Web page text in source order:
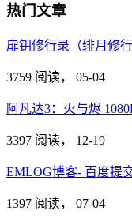
热门文章
扉钥修行录（绯月修
3759 阅读， 05-04
阿凡达3：火与烬
3397 阅读， 12-19
EMLOG博客- 百度提
1397 阅读， 07-04